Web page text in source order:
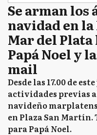
Se arman los
navidad en
Mar del Plata
Papá Noel y
mail
Desde las 17.00 de
actividades previas
navideño
en Plaza San Martín.
para Papá Noel.